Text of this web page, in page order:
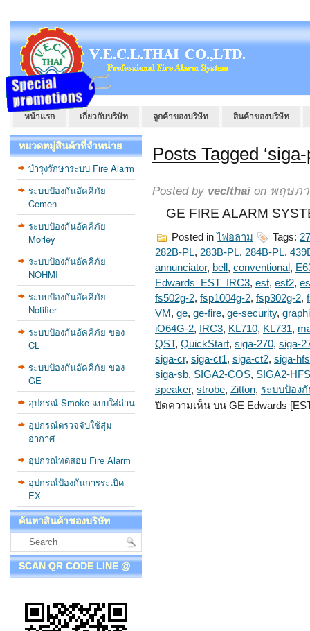
หน้าแรก เกี่ยวกับบริษัท ลูกค้าของบริษัท สินค้าของบริษัท
หมวดหมู่สินค้าที่จำหน่าย
บำรุงรักษาระบบ Fire Alarm
ระบบป้องกันอัคคีภัย
Cemen
ระบบป้องกันอัคคีภัย
Morley
ระบบป้องกันอัคคีภัย
NOHMI
ระบบป้องกันอัคคีภัย
Notifier
ระบบป้องกันอัคคีภัย ของ
CL
ระบบป้องกันอัคคีภัย ของ
GE
อุปกรณ์ Smoke แบบใส่ถ่าน
อุปกรณ์ตรวจจับใช้สุ่ม
อากาศ
อุปกรณ์ทดสอบ Fire Alarm
อุปกรณ์ป้องกันการระเบิด
EX
ค้นหาสินค้าของบริษัท
SCAN QR CODE LINE @
Posts Tagged ‘siga-
Posted by veclthai on พฤษภา
GE FIRE ALARM
Posted in ไฟอลาม Tags:
282B-PL, 283B-PL, 284B-PL,
annunciator, bell , conventional ,
Edwards_EST_IRC3, est, est2,
fs502g-2, fsp1004g-2, fsp302g-2,
VM , ge, ge-fire, ge-security,
iO64G-2, IRC3, KL710, KL731,
QST, QuickStart, siga-270, siga-
siga-cr, siga-ct1, siga-ct2, siga-hfs
siga-sb, SIGA2-COS, SIGA2-HFS
speaker, strobe, Zitton, ระบบป้อง
ปิดความเห็น บน GE Edwards